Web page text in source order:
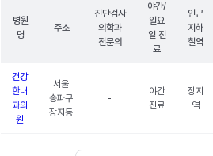
병원
명
주소
진단검사
의학과
전문의
야간/
일요
일 진
료
인근
지하
철역
건강
한내
과의
원
서울
송파구
장지동
-
야간
진료
장지
역